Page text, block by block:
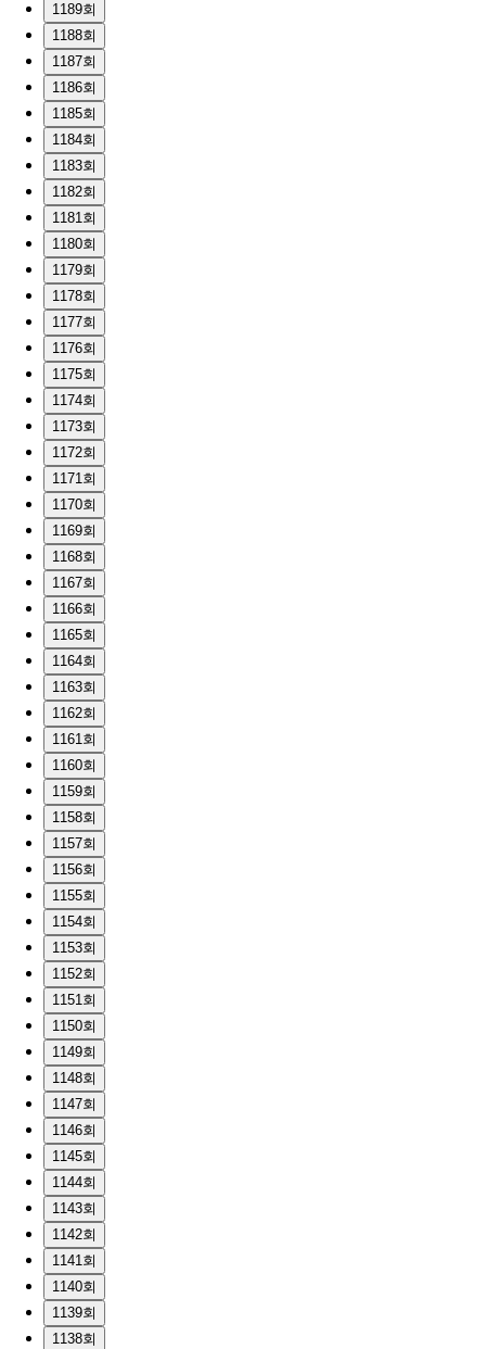
1189회
1188회
1187회
1186회
1185회
1184회
1183회
1182회
1181회
1180회
1179회
1178회
1177회
1176회
1175회
1174회
1173회
1172회
1171회
1170회
1169회
1168회
1167회
1166회
1165회
1164회
1163회
1162회
1161회
1160회
1159회
1158회
1157회
1156회
1155회
1154회
1153회
1152회
1151회
1150회
1149회
1148회
1147회
1146회
1145회
1144회
1143회
1142회
1141회
1140회
1139회
1138회